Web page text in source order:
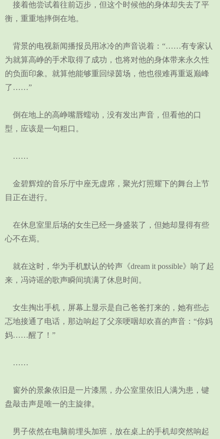
接着他尝试着往前迈步，但这个时候他的身体却失去了平
衡，重重地摔倒在地。
背景的电视新闻播报员用冰冷的声音说着：“……有专家认
为就算高峥的手术取得了成功，也将对他的身体带来永久性
的负面印象。就算他能够重回绿茵场，他也很难再重返巅峰
了……”
倒在地上的高峥嘴唇蠕动，没有发出声音，但看他的口
型，应该是一句粗口。
……
金碧辉煌的音乐厅中座无虚席，聚光灯照耀下的舞台上节
目正在进行。
在休息室里后场的女生已经一身盛装了，但她却显得有些
心不在焉。
就在这时，华为手机默认的铃声《dream it possible》响了起
来，冯诗谣的歌声瞬间填满了休息时间。
女生掏出手机，屏幕上显示是自己爸爸打来的，她有些忐
忑地接通了电话，那边响起了父亲哽咽却欢喜的声音：“你妈
妈……醒了！”
……
窗外的景象依旧是一片漆黑，办公室里依旧人满为患，键
盘敲击声是唯一的主旋律。
男子依然在电脑前埋头加班，放在桌上的手机却突然响起